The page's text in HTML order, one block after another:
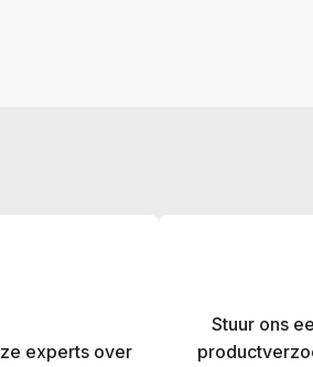
experts over
Stuur ons